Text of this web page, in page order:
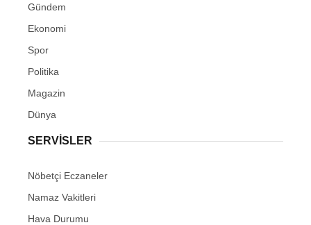
Gündem
Ekonomi
Spor
Politika
Magazin
Dünya
SERVİSLER
Nöbetçi Eczaneler
Namaz Vakitleri
Hava Durumu